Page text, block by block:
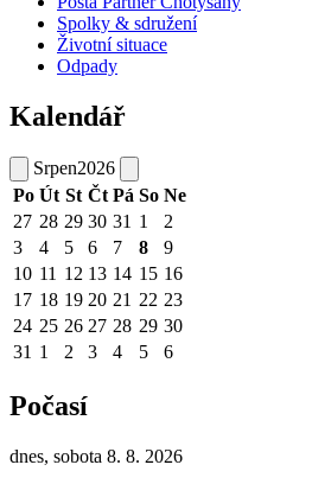
Spolky & sdružení
Životní situace
Odpady
Kalendář
Srpen2026
Po Út St Čt Pá So Ne
27 28 29 30 31 1
2
3
4 5 6 7 8
9
10 11 12 13 14 15 16
17 18 19 20 21 22 23
24 25 26 27 28 29 30
31 1 2 3 4 5 6
Počasí
dnes, sobota 8. 8. 2026